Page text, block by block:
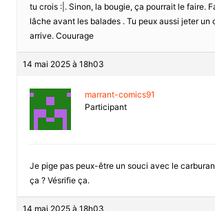
tu crois :|. Sinon, la bougie, ça pourrait le faire.
lâche avant les balades . Tu peux aussi jeter un
arrive. Couurage
14 mai 2025 à 18h03
marrant-comics91
Participant
Je pige pas peux-être un souci avec le
ça ? Vésrifie ça.
14 mai 2025 à 18h03